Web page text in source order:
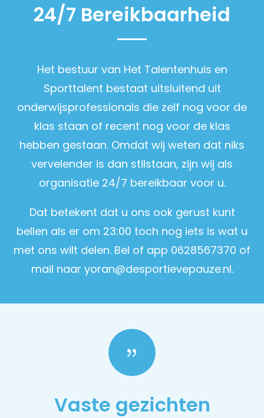
24/7 Bereikbaarheid
Het bestuur van Het Talentenhuis en
Sporttalent bestaat uitsluitend uit
onderwijsprofessionals die zelf nog voor de
klas staan of recent nog voor de klas
hebben gestaan. Omdat wij weten dat niks
vervelender is dan stilstaan, zijn wij als
organisatie 24/7 bereikbaar voor u.
Dat betekent dat u ons ook gerust kunt
bellen als er om 23:00 toch nog iets is wat u
met ons wilt delen. Bel of app 0628567370 of
mail naar yoran@desportievepauze.nl.
{
Vaste gezichten